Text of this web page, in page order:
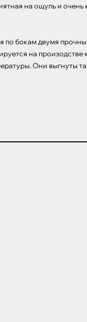
на ощупь и очень
по бокам двумя
на произодстве
Они выгнуты